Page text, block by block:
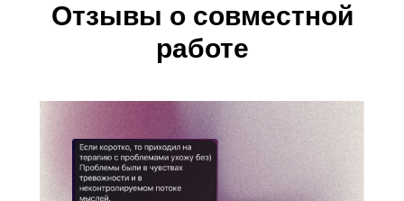
Отзывы о совместной
работе